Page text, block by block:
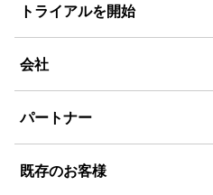
トライアルを開始
会社
パートナー
既存のお客様